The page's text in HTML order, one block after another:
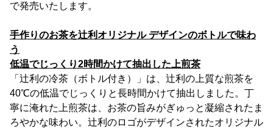
で発売いたします。
手作りのお茶を辻利オリジナル デザインのボトルで味わ
う
低温でじっくり2時間かけて抽出した上煎茶
「辻利の冷茶（ボトル付き）」は、辻利の上質な煎茶を
40℃の低温でじっくりと長時間かけて抽出しました。丁
寧に淹れた上煎茶は、お茶の旨みがぎゅっと凝縮されたま
ろやかな味わい。辻利のロゴがデザインされたオリジナル